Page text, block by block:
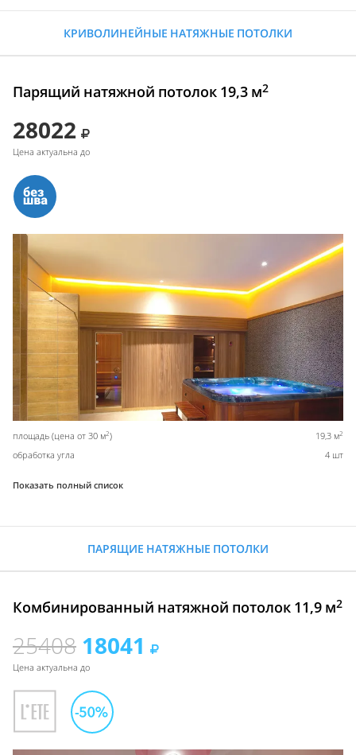
КРИВОЛИНЕЙНЫЕ НАТЯЖНЫЕ ПОТОЛКИ
Парящий натяжной потолок 19,3 м2
28022
Цена актуальна до
площадь (цена от 30 м2) 19,3 м2
обработка угла 4 шт
Показать полный список
ПАРЯЩИЕ НАТЯЖНЫЕ ПОТОЛКИ
Комбинированный натяжной потолок 11,9 м2
25408 18041
Цена актуальна до